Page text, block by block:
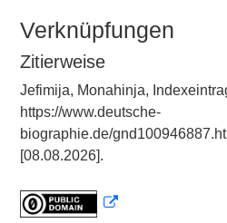
Verknüpfungen
Zitierweise
Jefimija, Monahinja,
https://www.deutsche-
biographie.de/
[08.08.2026].